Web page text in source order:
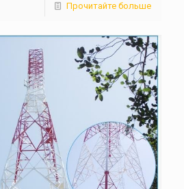
Прочитайте больше